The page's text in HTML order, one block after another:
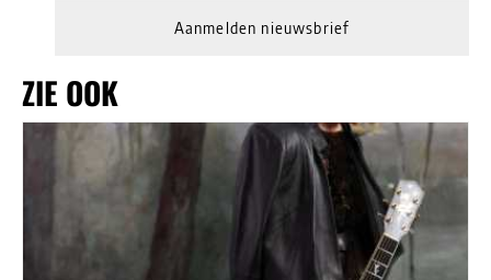
Aanmelden nieuwsbrief
ZIE OOK